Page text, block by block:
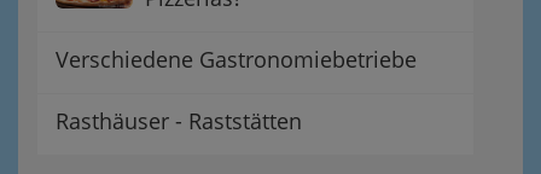
Verschiedene Gastronomiebetriebe
Rasthäuser - Raststätten